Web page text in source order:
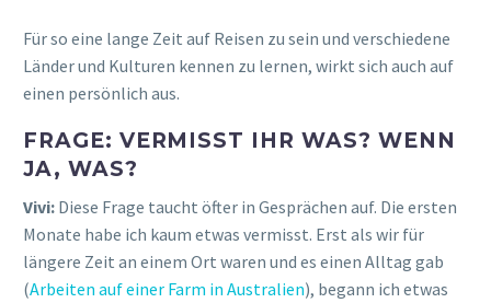
Für so eine lange Zeit auf Reisen zu sein und verschiedene
Länder und Kulturen kennen zu lernen, wirkt sich auch auf
einen persönlich aus.
FRAGE: VERMISST IHR WAS? WENN
JA, WAS?
Vivi: Diese Frage taucht öfter in Gesprächen auf. Die ersten
Monate habe ich kaum etwas vermisst. Erst als wir für
längere Zeit an einem Ort waren und es einen Alltag gab
(Arbeiten auf einer Farm in Australien), begann ich etwas